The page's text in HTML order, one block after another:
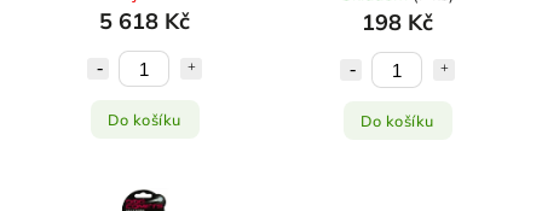
5 618 Kč
Do košíku
198 Kč
Do košíku